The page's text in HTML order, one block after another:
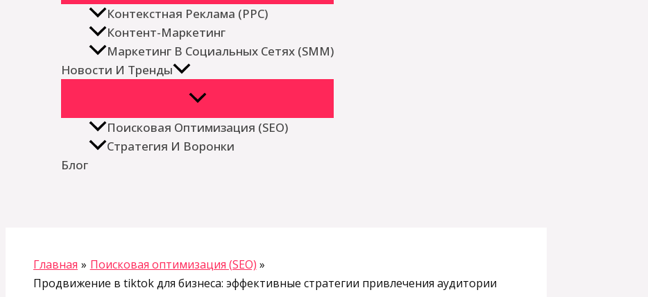
Контекстная Реклама (PPC)
Контент-Маркетинг
Маркетинг В Социальных Сетях (SMM)
Новости И Тренды
Поисковая Оптимизация (SEO)
Стратегия И Воронки
Блог
Главная
Поисковая оптимизация (SEO)
Продвижение в tiktok для бизнеса: эффективные стратегии привлечения аудитории